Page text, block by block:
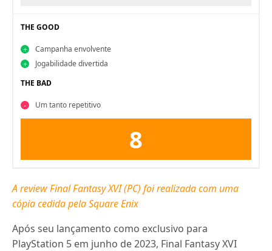
THE GOOD
Campanha envolvente
Jogabilidade divertida
THE BAD
Um tanto repetitivo
8
A review Final Fantasy XVI (PC) foi realizada com uma
cópia cedida pela Square Enix
Após seu lançamento como exclusivo para
PlayStation 5 em junho de 2023, Final Fantasy XVI